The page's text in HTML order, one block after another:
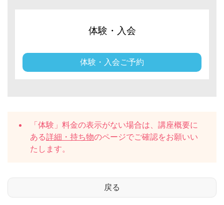
体験・入会
体験・入会ご予約
「体験」料金の表示がない場合は、講座概要に
ある詳細・持ち物のページでご確認をお願いい
たします。